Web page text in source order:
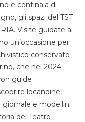
e centinaia di
gli spazi del TST
Visite guidate al
un’occasione per
conservato
che nel 2024
guide
locandine,
giornale e modellini
del Teatro